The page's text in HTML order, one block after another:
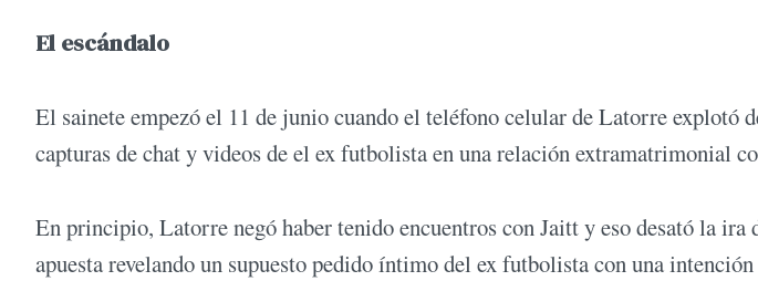
El escándalo
El sainete empezó el 11 de junio cuando el teléfono celular de Latorre explotó
capturas de chat y videos de el ex futbolista en una relación extramatrimonial
En principio, Latorre negó haber tenido encuentros con Jaitt y eso desató la
apuesta revelando un supuesto pedido íntimo del ex futbolista con una